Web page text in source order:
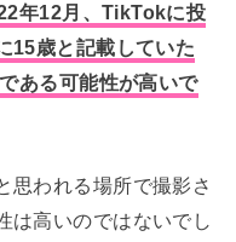
年12月、TikTokに投
15歳と記載していた
ある可能性が高いで
思われる場所で撮影さ
は高いのではないでし